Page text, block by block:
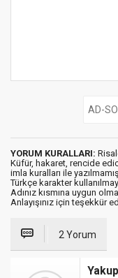
YORUM KURALLARI:
Küfür, hakaret, rencide
imla kuralları ile
Türkçe karakter
Adınız kısmına uygun
Anlayışınız için teşekkür
2 Yorum